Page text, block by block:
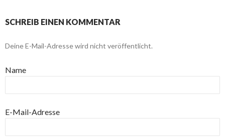
SCHREIB EINEN KOMMENTAR
Deine E-Mail-Adresse wird nicht veröffentlicht.
Name
E-Mail-Adresse